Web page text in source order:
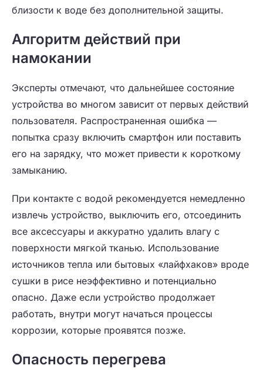
близости к воде без дополнительной защиты.
Алгоритм действий при
намокании
Эксперты отмечают, что дальнейшее состояние
устройства во многом зависит от первых действий
пользователя. Распространенная ошибка —
попытка сразу включить смартфон или поставить
его на зарядку, что может привести к короткому
замыканию.
При контакте с водой рекомендуется немедленно
извлечь устройство, выключить его, отсоединить
все аксессуары и аккуратно удалить влагу с
поверхности мягкой тканью. Использование
источников тепла или бытовых «лайфхаков» вроде
сушки в рисе неэффективно и потенциально
опасно. Даже если устройство продолжает
работать, внутри могут начаться процессы
коррозии, которые проявятся позже.
Опасность перегрева